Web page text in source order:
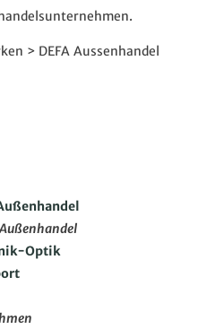
> DEFA Aussenhandel
Optik